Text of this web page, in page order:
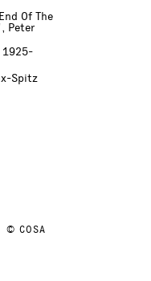
Of The
Peter
1925-
Spitz
© COSA